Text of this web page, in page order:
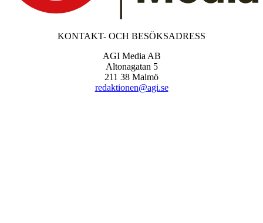
KONTAKT- OCH BESÖKSADRESS
AGI Media AB
Altonagatan 5
211 38 Malmö
redaktionen@agi.se